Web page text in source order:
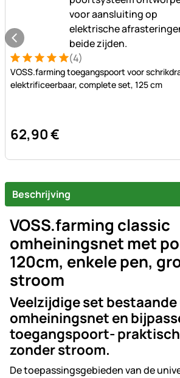
Beoordeling: 5 van 5 (4 beoordelingen)
4 Bewertungen
(4)
VOSS.farming toegangspoort voor
elektrificeerbaar, complete set, 125 cm
62,90€
Beschrijving
VOSS.farming classic
omheiningsnet met
120cm, enkele pen,
stroom
Veelzijdige set
omheiningsnet en
toegangspoort-
zonder stroom.
De toepassingsgebieden van de